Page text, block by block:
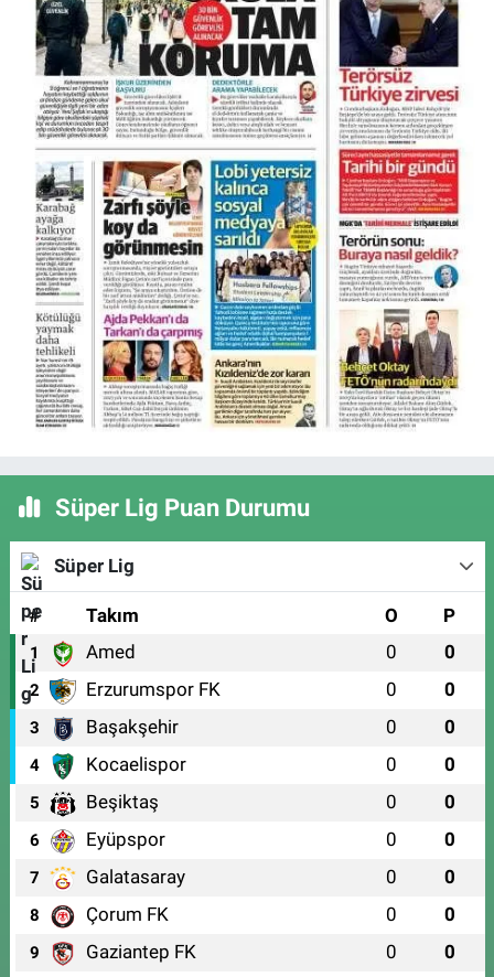
Süper Lig Puan Durumu
Süper Lig
# Takım O P
1 Amed 0 0
2 Erzurumspor FK 0 0
3 Başakşehir 0 0
4 Kocaelispor 0 0
5 Beşiktaş 0 0
6 Eyüpspor 0 0
7 Galatasaray 0 0
8 Çorum FK 0 0
9 Gaziantep FK 0 0